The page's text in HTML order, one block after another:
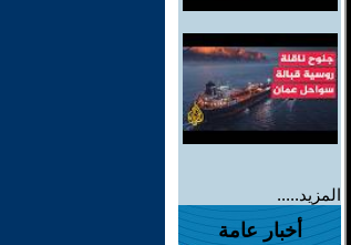
المزيد.....
أخبار عامة